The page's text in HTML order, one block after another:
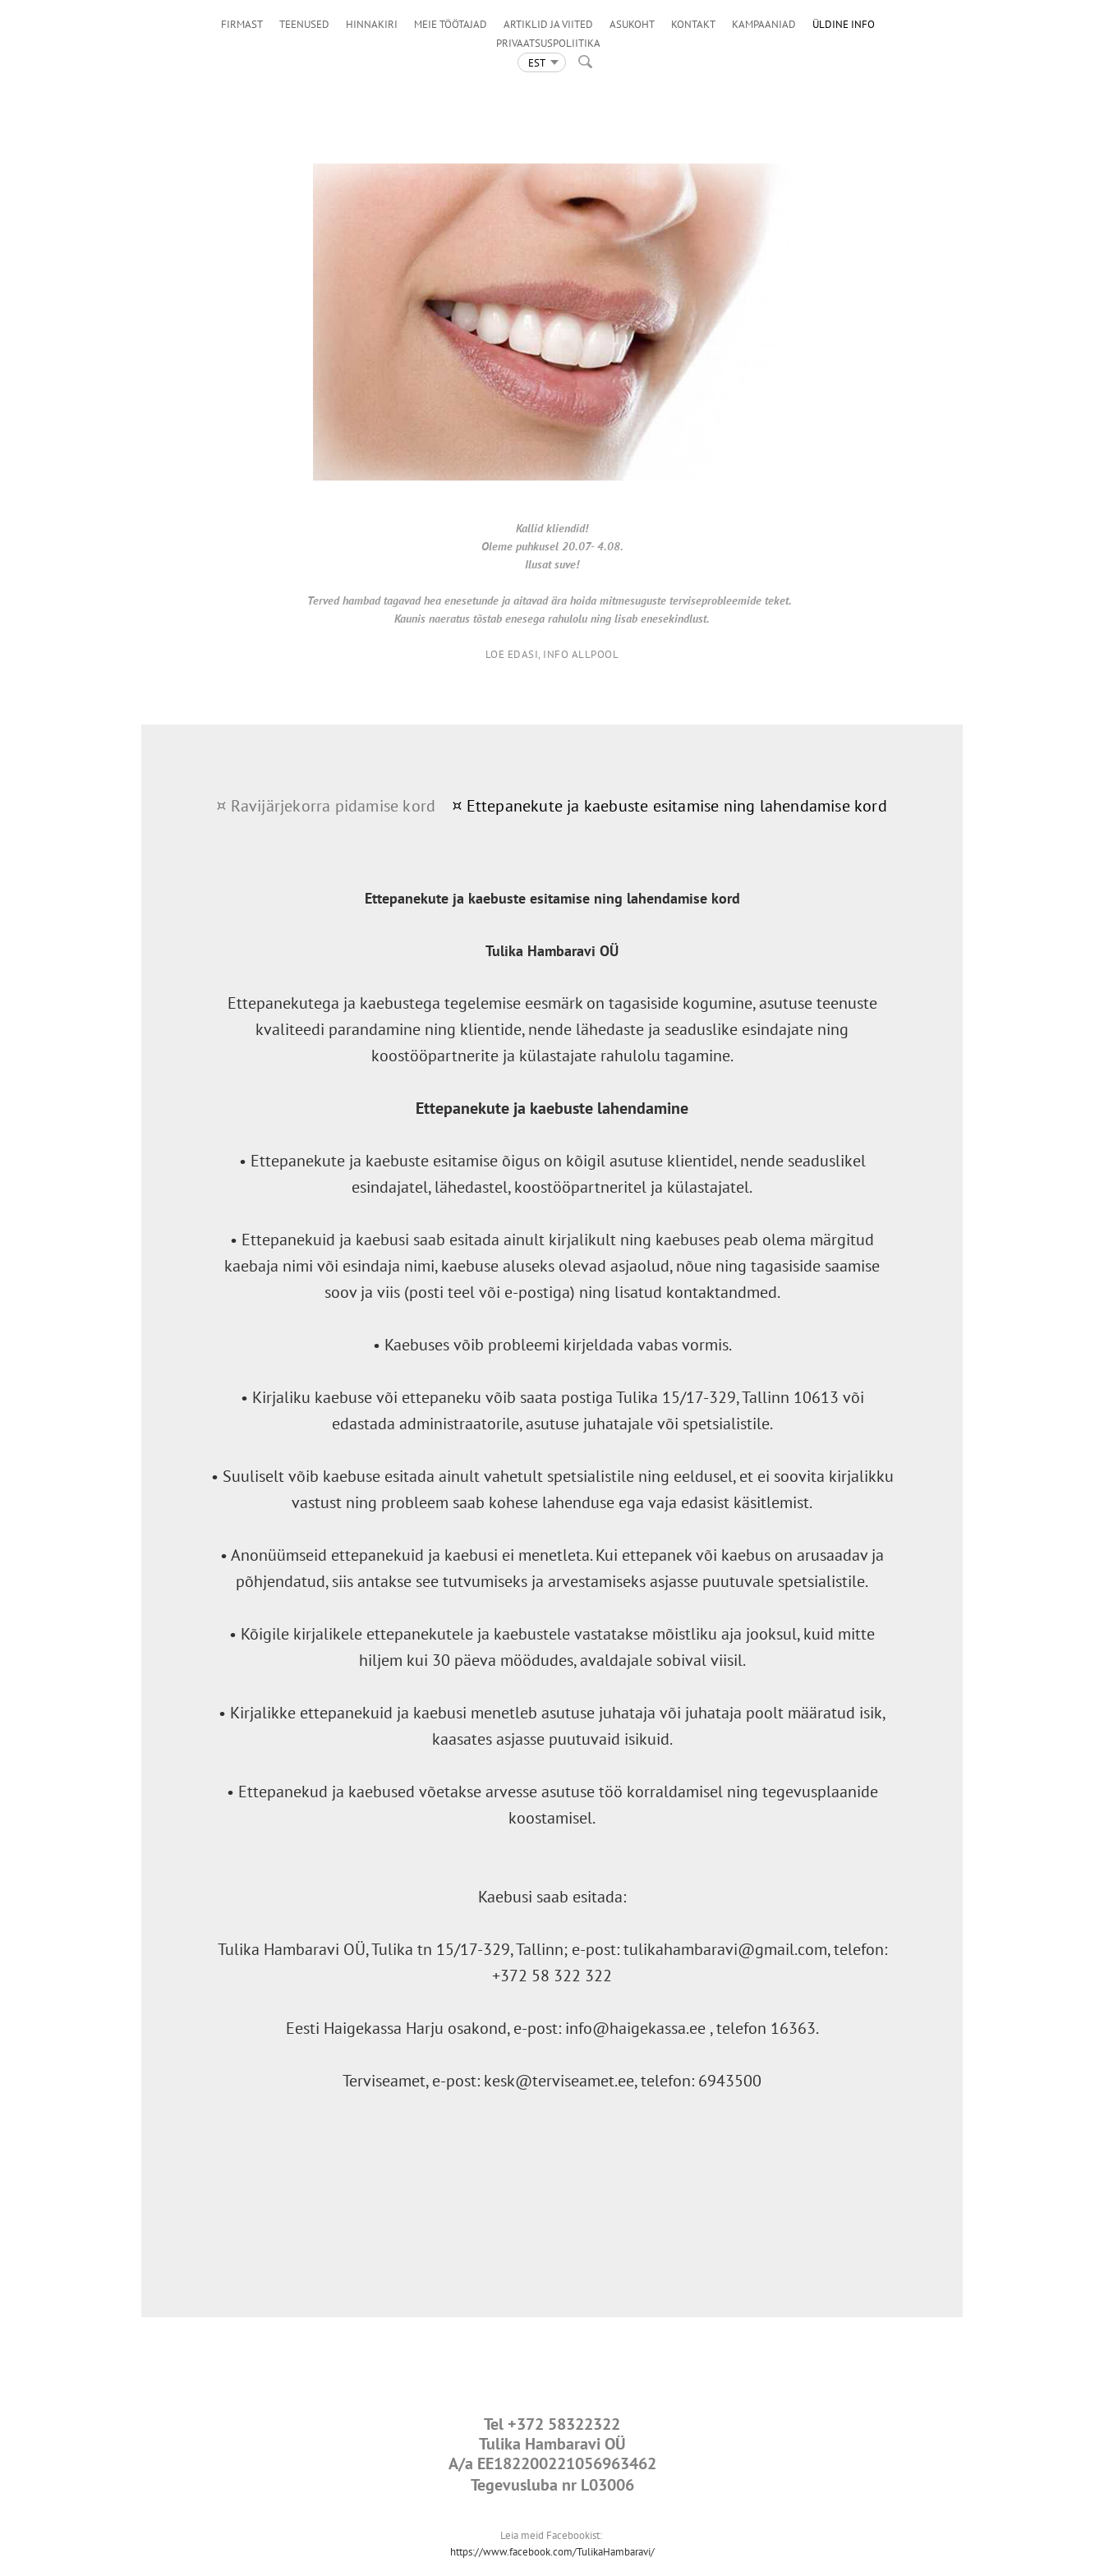
FIRMAST TEENUSED HINNAKIRI MEIE TÖÖTAJAD ARTIKLID JA VIITED ASUKOHT KONTAKT KAMPAANIAD
ÜLDINE INFO
PRIVAATSUSPOLIITIKA
EST
Kallid kliendid!
Oleme puhkusel 20.07- 4.08.
Ilusat suve!
Terved hambad tagavad hea enesetunde ja aitavad ära hoida mitmesuguste terviseprobleemide teket.
Kaunis naeratus tõstab enesega rahulolu ning lisab enesekindlust.
LOE EDASI, INFO ALLPOOL
¤ Ravijärjekorra pidamise kord ¤ Ettepanekute ja kaebuste esitamise ning lahendamise kord
Ettepanekute ja kaebuste esitamise ning lahendamise kord
Tulika Hambaravi OÜ
Ettepanekutega ja kaebustega tegelemise eesmärk on tagasiside kogumine, asutuse teenuste
kvaliteedi parandamine ning klientide, nende lähedaste ja seaduslike esindajate ning
koostööpartnerite ja külastajate rahulolu tagamine.
Ettepanekute ja kaebuste lahendamine
• Ettepanekute ja kaebuste esitamise õigus on kõigil asutuse klientidel, nende seaduslikel
esindajatel, lähedastel, koostööpartneritel ja külastajatel.
• Ettepanekuid ja kaebusi saab esitada ainult kirjalikult ning kaebuses peab olema märgitud
kaebaja nimi või esindaja nimi, kaebuse aluseks olevad asjaolud, nõue ning tagasiside saamise
soov ja viis (posti teel või e-postiga) ning lisatud kontaktandmed.
• Kaebuses võib probleemi kirjeldada vabas vormis.
• Kirjaliku kaebuse või ettepaneku võib saata postiga Tulika 15/17-329, Tallinn 10613 või
edastada administraatorile, asutuse juhatajale või spetsialistile.
• Suuliselt võib kaebuse esitada ainult vahetult spetsialistile ning eeldusel, et ei soovita kirjalikku
vastust ning probleem saab kohese lahenduse ega vaja edasist käsitlemist.
• Anonüümseid ettepanekuid ja kaebusi ei menetleta. Kui ettepanek või kaebus on arusaadav ja
põhjendatud, siis antakse see tutvumiseks ja arvestamiseks asjasse puutuvale spetsialistile.
• Kõigile kirjalikele ettepanekutele ja kaebustele vastatakse mõistliku aja jooksul, kuid mitte
hiljem kui 30 päeva möödudes, avaldajale sobival viisil.
• Kirjalikke ettepanekuid ja kaebusi menetleb asutuse juhataja või juhataja poolt määratud isik,
kaasates asjasse puutuvaid isikuid.
• Ettepanekud ja kaebused võetakse arvesse asutuse töö korraldamisel ning tegevusplaanide
koostamisel.
Kaebusi saab esitada:
Tulika Hambaravi OÜ, Tulika tn 15/17-329, Tallinn; e-post: tulikahambaravi@gmail.com, telefon:
+372 58 322 322
Eesti Haigekassa Harju osakond, e-post: info@haigekassa.ee , telefon 16363.
Terviseamet, e-post: kesk@terviseamet.ee, telefon: 6943500
Tel +372 58322322
Tulika Hambaravi OÜ
A/a EE182200221056963462
Tegevusluba nr L03006
Leia meid Facebookist:
https://www.facebook.com/TulikaHambaravi/